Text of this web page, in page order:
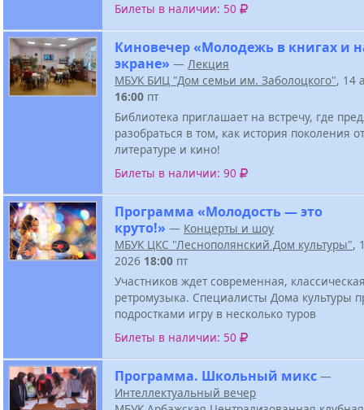
Билеты в наличии: 50
Киновечер «Молодежь в книгах и
экране» — Лекция
МБУК БИЦ "Дом семьи им. Заболоцкого", 14
16:00 пт
Библиотека приглашает на встречу, где
разобраться в том, как история поколения
литературе и кино!
Билеты в наличии: 90
Программа «Молодость — это
круто!» — Концерты и шоу
МБУК ЦКС "Леснополянский Дом культуры",
2026 18:00 пт
Участников ждет современная,
ретромузыка. Специалисты Дома культуры
подростками игру в несколько туров
Билеты в наличии: 50
Программа. Школьный микс —
Интеллектуальный вечер